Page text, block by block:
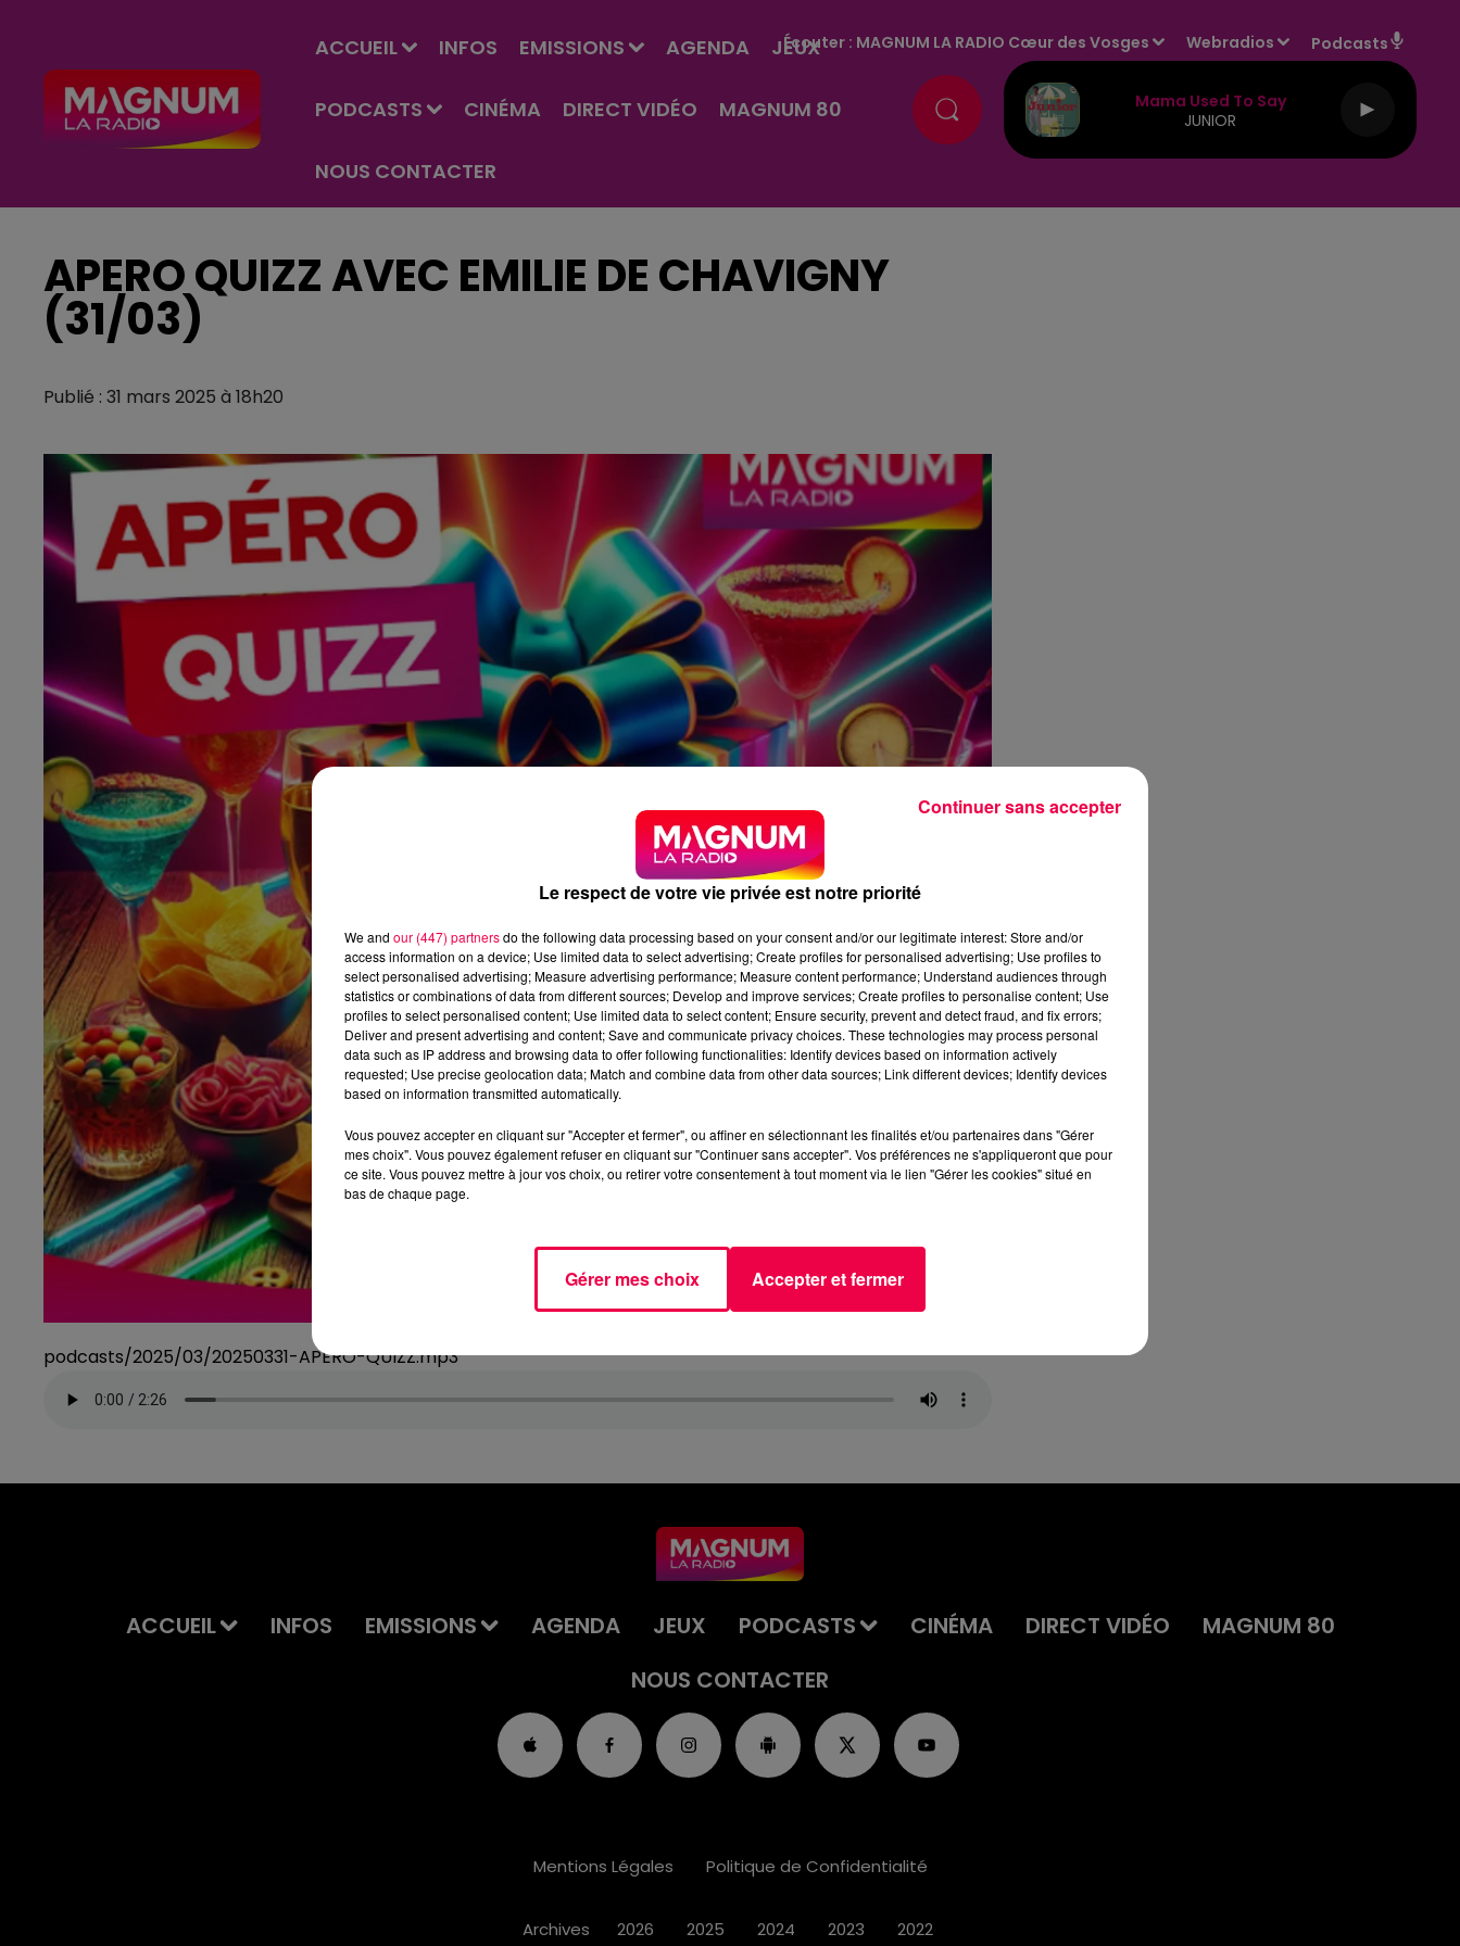
ACCUEIL INFOS EMISSIONS AGENDA JEUX
PODCASTS CINÉMA DIRECT VIDÉO MAGNUM 80
NOUS CONTACTER
Écouter : MAGNUM LA RADIO Cœur des Vosges Webradios Podcasts
Mama Used To Say
JUNIOR
APERO QUIZZ AVEC EMILIE DE CHAVIGNY
(31/03)
Publié : 31 mars 2025 à 18h20
podcasts/2025/03/20250331-APERO-QUIZZ.mp3
ACCUEIL INFOS EMISSIONS AGENDA JEUX PODCASTS CINÉMA DIRECT VIDÉO
MAGNUM 80
NOUS CONTACTER
Mentions Légales Politique de Confidentialité
Archives 2026 2025 2024 2023 2022
Le respect de votre vie privée est notre priorité
We and our (447) partnersdo the following data processing based on your consent and/or our legitimate interest: Store and/or
access information on a device; Use limited data to select advertising; Create profiles for personalised advertising; Use profiles to
select personalised advertising; Measure advertising performance; Measure content performance; Understand audiences through
statistics or combinations of data from different sources; Develop and improve services; Create profiles to personalise content; Use
profiles to select personalised content; Use limited data to select content; Ensure security, prevent and detect fraud, and fix errors;
Deliver and present advertising and content; Save and communicate privacy choices. These technologies may process personal
data such as IP address and browsing data to offer following functionalities: Identify devices based on information actively
requested; Use precise geolocation data; Match and combine data from other data sources; Link different devices; Identify devices
based on information transmitted automatically.
Vous pouvez accepter en cliquant sur "Accepter et fermer", ou affiner en sélectionnant les finalités et/ou partenaires dans "Gérer
mes choix". Vous pouvez également refuser en cliquant sur "Continuer sans accepter". Vos préférences ne s'appliqueront que pour
ce site. Vous pouvez mettre à jour vos choix, ou retirer votre consentement à tout moment via le lien "Gérer les cookies" situé en
bas de chaque page.
Gérer mes choix Accepter et fermer
Continuer sans accepter